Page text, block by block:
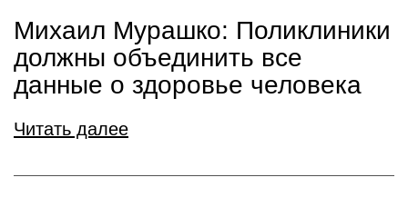
Михаил Мурашко: Поликлиники
должны объединить все
данные о здоровье человека
Читать далее